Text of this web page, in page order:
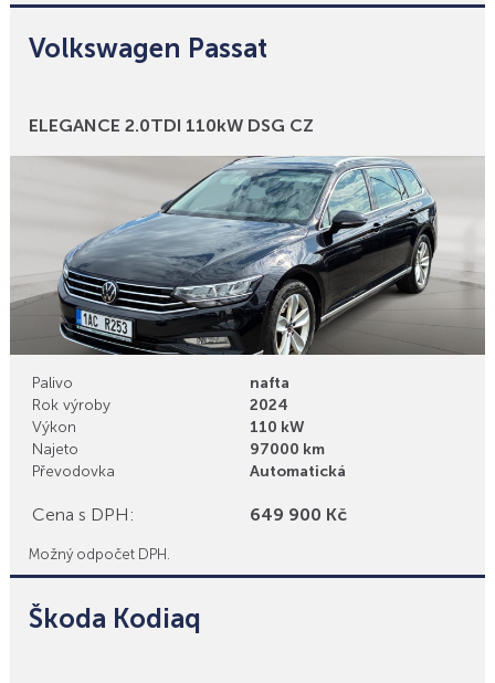
Volkswagen Passat
Bonusy
ELEGANCE 2.0TDI 110kW DSG CZ
Palivo
nafta
Rok výroby
2024
Výkon
110 kW
Najeto
97000 km
Převodovka
Automatická
Cena s DPH: 649 900 Kč
Možný odpočet DPH.
Škoda Kodiaq